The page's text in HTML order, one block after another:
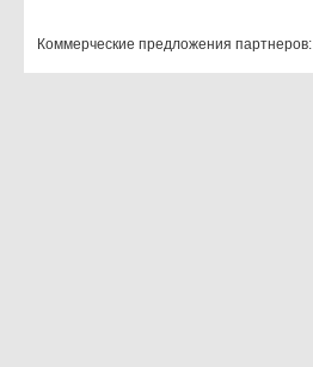
Коммерческие предложения партнеров: